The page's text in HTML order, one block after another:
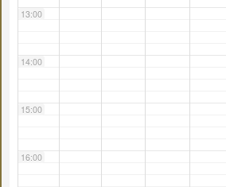
13:00
14:00
15:00
16:00